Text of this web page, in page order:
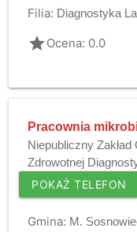
Filia: Diagnostyka
gradeOcena: 0.0
Pracownia
Niepubliczny Zakład
Zdrowotnej
POKAŻ TELEFON
Gmina: M.